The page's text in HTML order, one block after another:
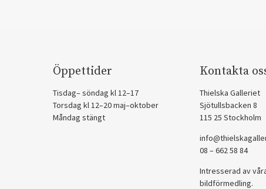
Öppettider
Tisdag– söndag kl 12–17
Torsdag kl 12–20 maj–oktober
Måndag stängt
Kontakta
Thielska Galleriet
Sjötullsbacken 8
115 25 Stockholm
08 – 662 58 84
Intresserad av
bildförmedling.